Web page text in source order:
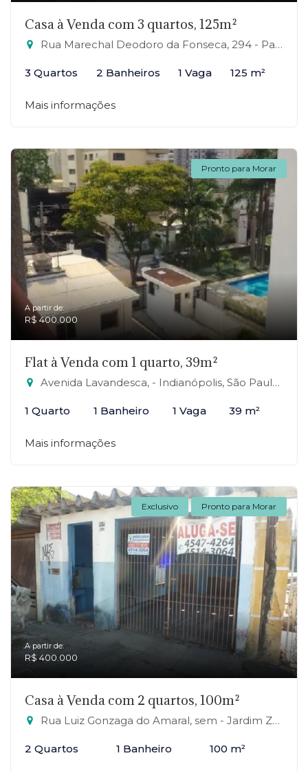
Casa à Venda com 3 quartos, 125m²
Rua Marechal Deodoro da Fonseca, 294 - Parque São Vicente, Mauá-SP
3 Quartos 2 Banheiros 1 Vaga 125 m²
Mais informações
Pronto para Morar
A partir de:
R$ 400.000
Flat à Venda com 1 quarto, 39m²
Avenida Lavandesca, - Indianópolis, São Paulo-SP
1 Quarto 1 Banheiro 1 Vaga 39 m²
Mais informações
Exclusivo Pronto para Morar
A partir de:
R$ 400.000
Casa à Venda com 2 quartos, 100m²
Rua Luiz Gonzaga do Amaral, sem - Jardim Zaira, Mauá-SP
2 Quartos 1 Banheiro 100 m²